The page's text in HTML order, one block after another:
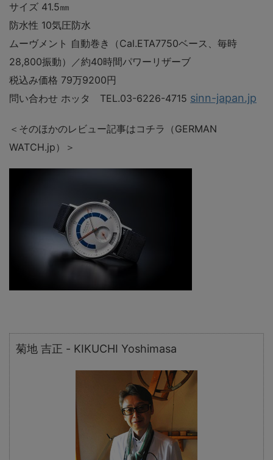
サイズ 41.5㎜
防水性 10気圧防水
ムーヴメント 自動巻き（Cal.ETA7750ベース、毎時
28,800振動）／約40時間パワーリザーブ
税込み価格 79万9200円
問い合わせ ホッタ TEL.03-6226-4715 sinn-japan.jp
＜そのほかのレビュー記事はコチラ（GERMAN
WATCH.jp）＞
菊地 吉正 - KIKUCHI Yoshimasa